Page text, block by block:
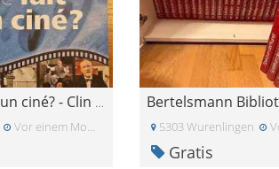
On se fait un ciné? - Clin d\'oeil 7,5
Vor einem Monat
Bertelsmann
5303 Wurenlingen
Gratis